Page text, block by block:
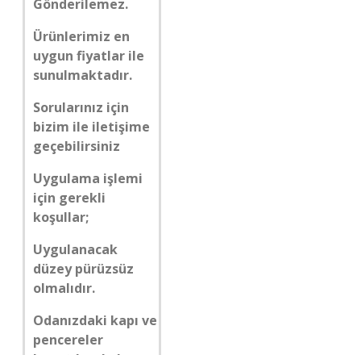
Gönderilemez.
Ürünlerimiz en
uygun fiyatlar ile
sunulmaktadır.
Sorularınız için
bizim ile iletişime
geçebilirsiniz
Uygulama işlemi
için gerekli
koşullar;
Uygulanacak
düzey pürüzsüz
olmalıdır.
Odanızdaki kapı ve
pencereler